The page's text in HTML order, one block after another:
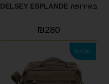
באירופה DELSEY ESPLANDE
₪280
מבצע!